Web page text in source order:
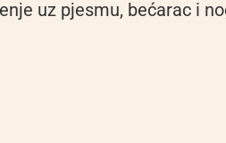
uz pjesmu, bećarac i